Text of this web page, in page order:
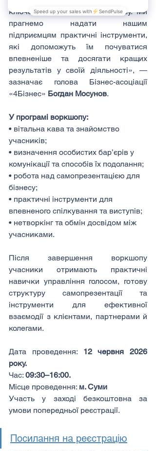
ключових для розвитку бізнесу. Ми
прагнемо надати нашим
підприємцям практичні інструменти,
які допоможуть їм почуватися
впевненіше та досягати кращих
результатів у своїй діяльності», —
зазначає голова Бізнес-асоціації
«4Бізнес» Богдан Мосунов.
У програмі воркшопу:
• вітальна кава та знайомство
учасників;
• визначення особистих бар’єрів у
комунікації та способів їх подолання;
• робота над самопрезентацією для
бізнесу;
• практичні інструменти для
впевненого спілкування та виступів;
• нетворкінг та обмін досвідом між
учасниками.
Після завершення воркшопу
учасники отримають практичні
навички управління голосом, готову
структуру самопрезентації та
інструменти для ефективної
взаємодії з клієнтами, партнерами й
колегами.
Дата проведення: 12 червня 2026
року.
Час: 09:30–16:00.
Місце проведення: м. Суми
Участь у заході безкоштовна за
умови попередньої реєстрації.
Посилання на реєстрацію